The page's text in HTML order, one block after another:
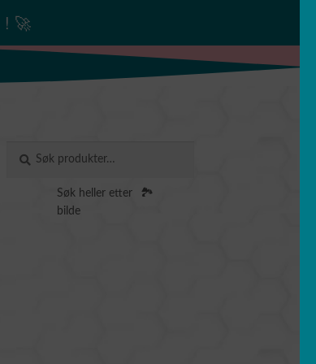
! 🚀
etter:
Søk heller etter
bilde
🏞️